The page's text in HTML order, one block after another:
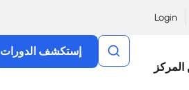
Login
إستكشف الدورات